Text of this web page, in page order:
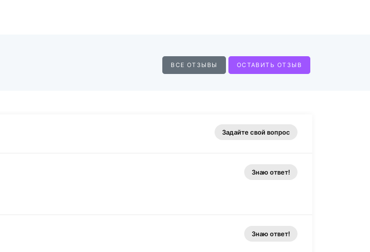
ВСЕ ОТЗЫВЫ ОСТАВИТЬ ОТЗЫВ
Задайте свой вопрос
Знаю ответ!
Знаю ответ!